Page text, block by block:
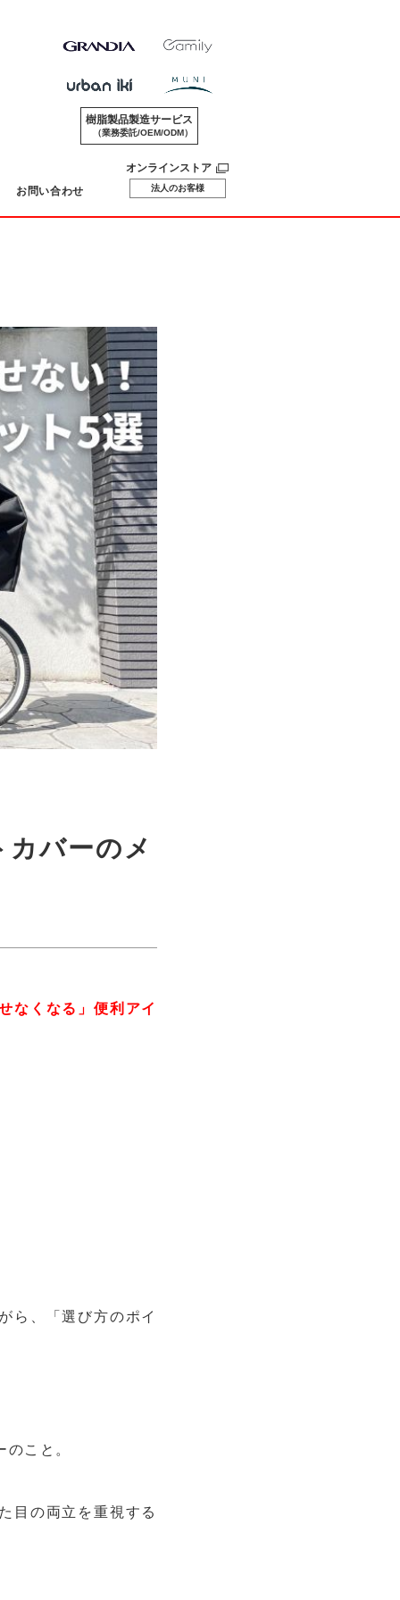
樹脂製品製造サービス
（業務委託/OEM/ODM）
お問い合わせ
オンラインストア
法人のお客様
バーのメ
なくなる」便利アイ
ら、「選び方のポイ
こと。
目の両立を重視する